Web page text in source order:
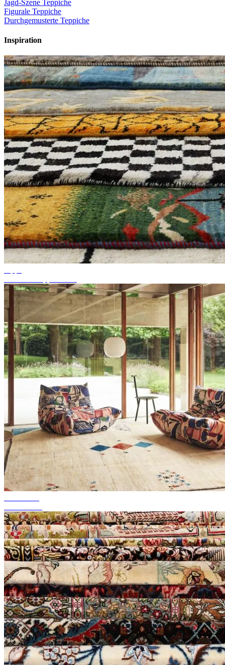
Jagd-Szene Teppiche
Figurale Teppiche
Durchgemusterte Teppiche
Inspiration